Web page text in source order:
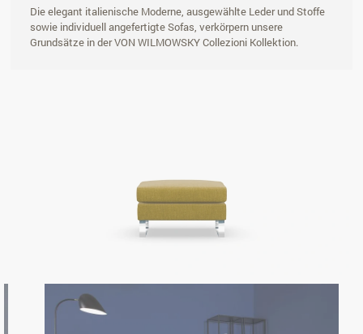
Die elegant italienische Moderne, ausgewählte Leder und Stoffe
sowie individuell angefertigte Sofas, verkörpern unsere
Grundsätze in der VON WILMOWSKY Collezioni Kollektion.